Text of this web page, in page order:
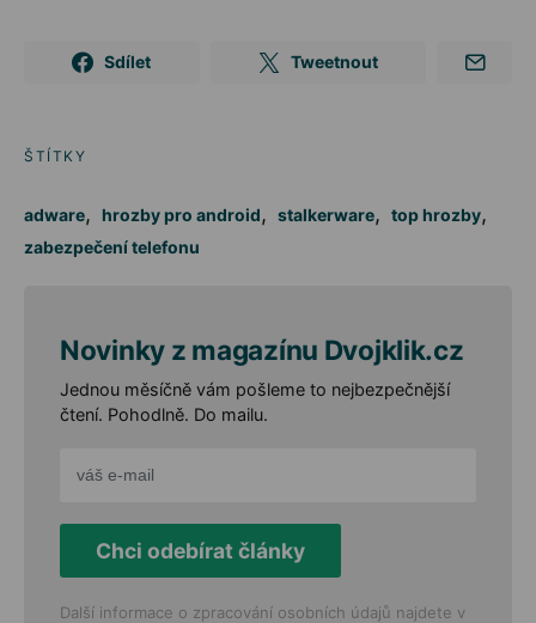
Sdílet Tweetnout
ŠTÍTKY
adware, hrozby pro android, stalkerware, top hrozby,
zabezpečení telefonu
Novinky z magazínu Dvojklik.cz
Jednou měsíčně vám pošleme to nejbezpečnější
čtení. Pohodlně. Do mailu.
Chci odebírat články
Další informace o zpracování osobních údajů najdete v